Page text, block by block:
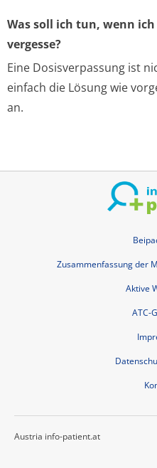
Was soll ich tun, wenn
vergesse?
Eine Dosisverpassung ist
einfach die Lösung wie
an.
Zusammenfassung der
Aktive
ATC-
Austria info-patient.at